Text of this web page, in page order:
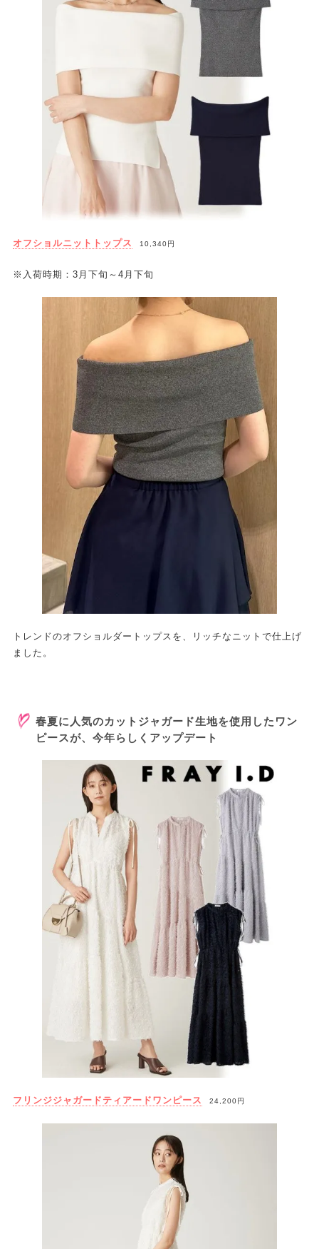
オフショルニットトップス 10,340円
※入荷時期：3月下旬～4月下旬
トレンドのオフショルダートップスを、リッチなニットで仕上げ
ました。
春夏に人気のカットジャガード生地を使用したワン
ピースが、今年らしくアップデート
フリンジジャガードティアードワンピース 24,200円